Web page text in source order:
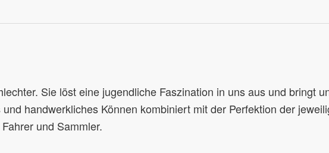
Sie löst eine jugendliche Faszination in uns aus und bringt
handwerkliches Können kombiniert mit der Perfektion der
und Sammler.